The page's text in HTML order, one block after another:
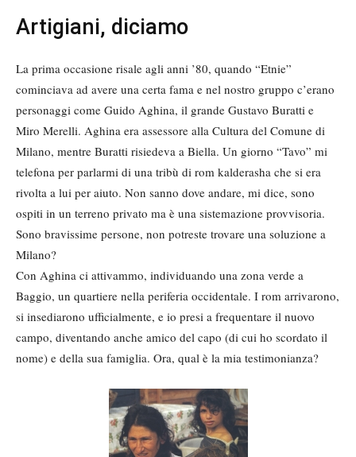
Artigiani, diciamo
La prima occasione risale agli anni ’80, quando “Etnie”
cominciava ad avere una certa fama e nel nostro gruppo c’erano
personaggi come Guido Aghina, il grande Gustavo Buratti e
Miro Merelli. Aghina era assessore alla Cultura del Comune di
Milano, mentre Buratti risiedeva a Biella. Un giorno “Tavo” mi
telefona per parlarmi di una tribù di rom kalderasha che si era
rivolta a lui per aiuto. Non sanno dove andare, mi dice, sono
ospiti in un terreno privato ma è una sistemazione provvisoria.
Sono bravissime persone, non potreste trovare una soluzione a
Milano?
Con Aghina ci attivammo, individuando una zona verde a
Baggio, un quartiere nella periferia occidentale. I rom arrivarono,
si insediarono ufficialmente, e io presi a frequentare il nuovo
campo, diventando anche amico del capo (di cui ho scordato il
nome) e della sua famiglia. Ora, qual è la mia testimonianza?